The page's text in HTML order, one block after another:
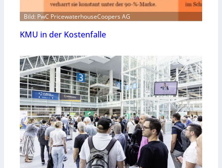
Bild: PwC PricewaterhouseCoopers AG
KMU in der Kostenfalle